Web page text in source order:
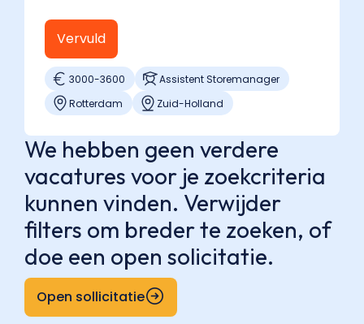
3000-3600
Assistent Storemanager
Rotterdam
Zuid-Holland
Vervuld
We hebben geen verdere
vacatures voor je zoekcriteria
kunnen vinden. Verwijder
filters om breder te zoeken, of
doe een open solicitatie.
Open sollicitatie